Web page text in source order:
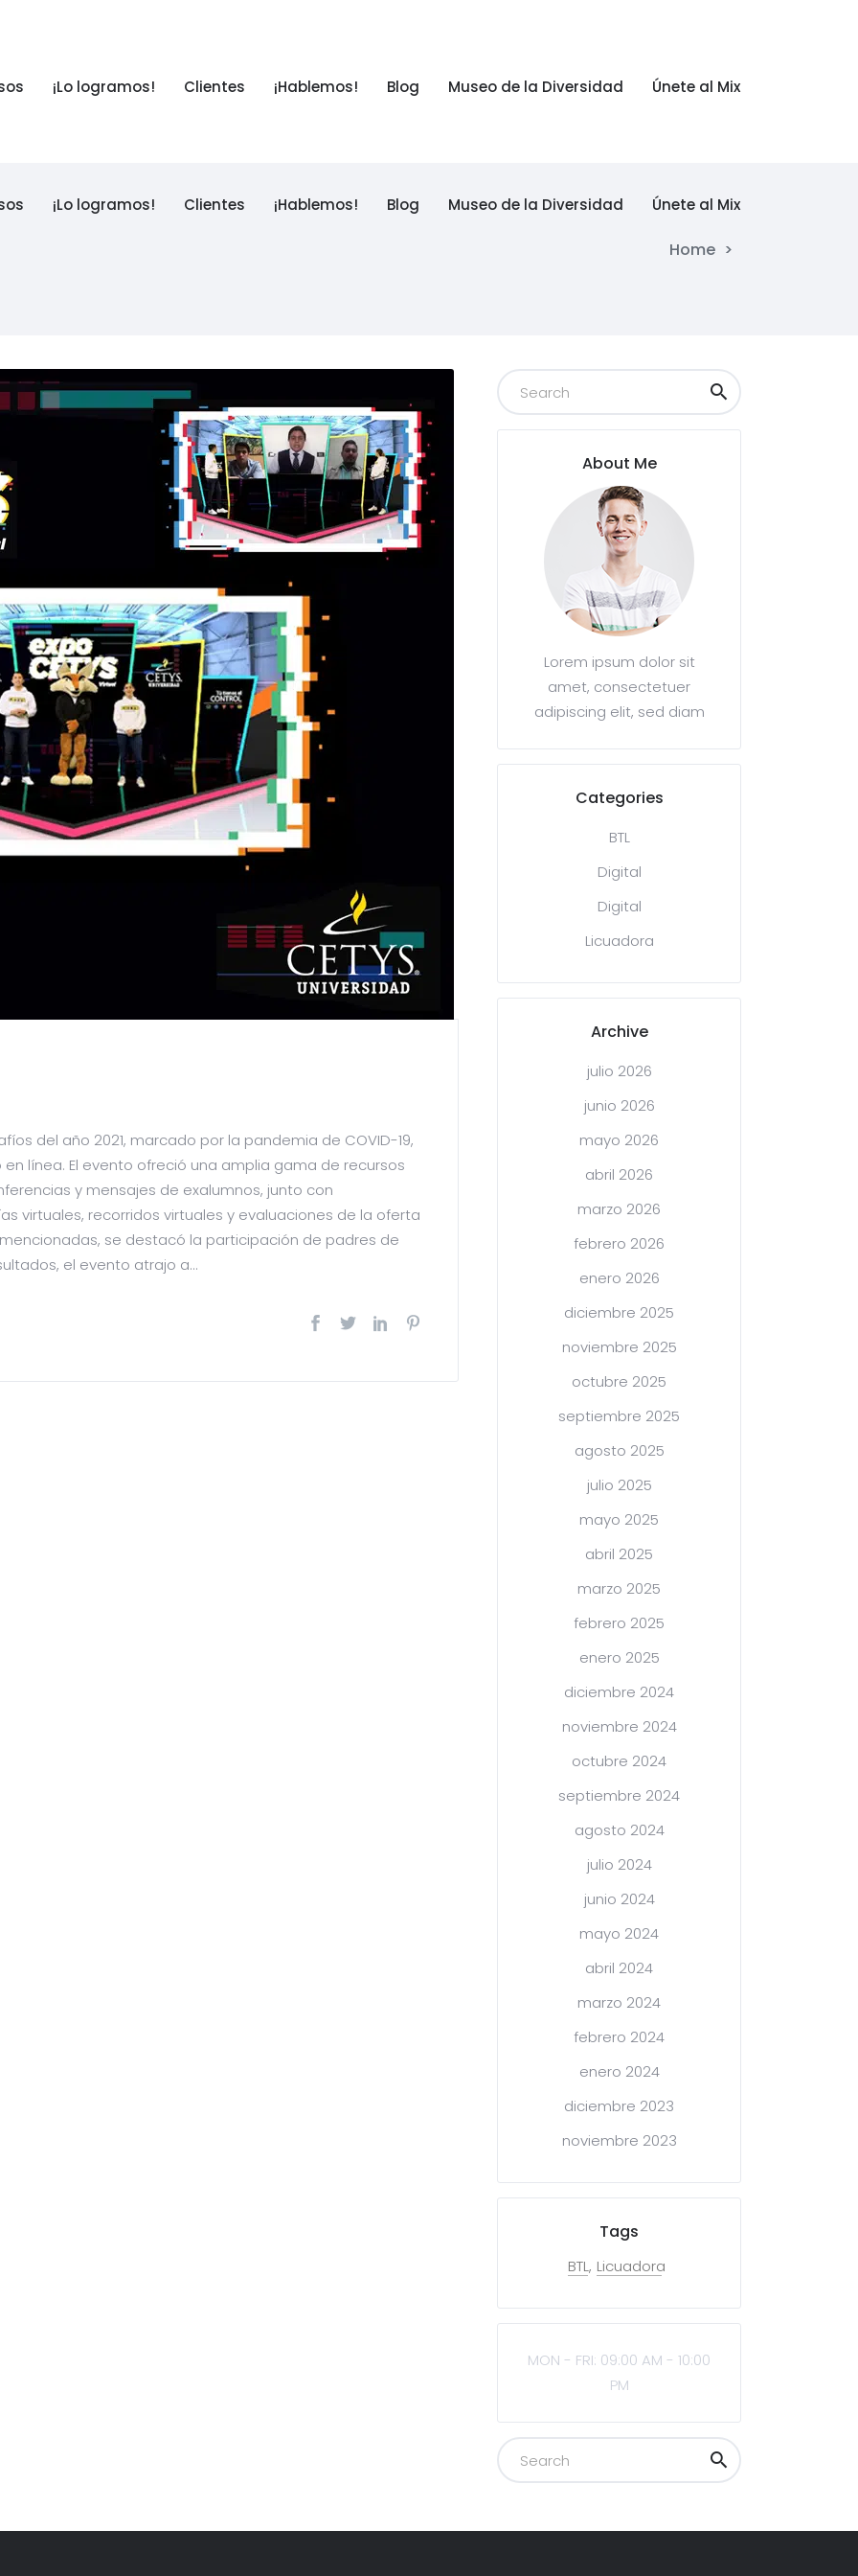
¡Lo logramos! Clientes ¡Hablemos! Blog Museo de la Diversidad Únete al Mix
¡Lo logramos! Clientes ¡Hablemos! Blog Museo de la Diversidad Únete al Mix
Home >
del año 2021, marcado por la pandemia de COVID-19,
línea. El evento ofreció una amplia gama de recursos
y mensajes de exalumnos, junto con
virtuales, recorridos virtuales y evaluaciones de la oferta
se destacó la participación de padres de
el evento atrajo a...
About Me
Lorem ipsum dolor sit
amet, consectetuer
adipiscing elit, sed diam
Categories
BTL
Digital
Digital
Licuadora
Archive
julio 2026
junio 2026
mayo 2026
abril 2026
marzo 2026
febrero 2026
enero 2026
diciembre 2025
noviembre 2025
octubre 2025
septiembre 2025
agosto 2025
julio 2025
mayo 2025
abril 2025
marzo 2025
febrero 2025
enero 2025
diciembre 2024
noviembre 2024
octubre 2024
septiembre 2024
agosto 2024
julio 2024
junio 2024
mayo 2024
abril 2024
marzo 2024
febrero 2024
enero 2024
diciembre 2023
noviembre 2023
Tags
BTL Licuadora
MON - FRI: 09:00 AM - 10:00
PM